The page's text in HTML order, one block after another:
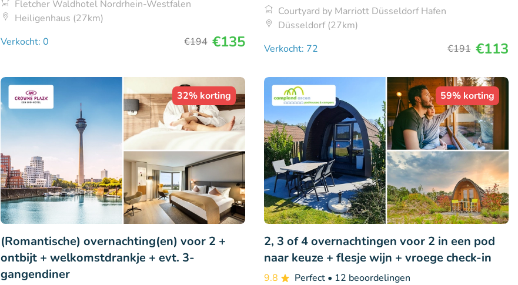
Fletcher Waldhotel Nordrhein-Westfalen
Heiligenhaus (27km)
Verkocht: 0
€194 €135
Courtyard by Marriott Düsseldorf Hafen
Düsseldorf (27km)
Verkocht: 72
€191 €113
32% korting
(Romantische) overnachting(en) voor 2 +
ontbijt + welkomstdrankje + evt. 3-
gangendiner
59% korting
2, 3 of 4 overnachtingen voor 2 in een pod
naar keuze + flesje wijn + vroege check-in
9.8 Perfect • 12 beoordelingen